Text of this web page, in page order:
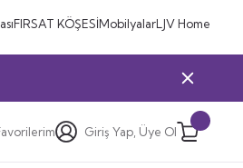
FIRSAT KÖŞESİMobilyalarLJV Home
Giriş Yap, Üye Ol